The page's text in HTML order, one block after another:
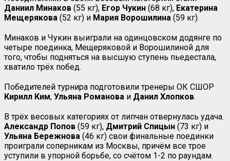
Даниил Минаков (55 кг), Егор Чукин (68 кг), Екатерина
Мещерякова (52 кг) и Мария Ворошилина (59 кг).
Минаков и Чукин выиграли на одинцовском додянге по
четыре поединка, Мещеряковой и Ворошилиной для
того, чтобы подняться на высшую ступень пьедестала,
хватило трёх побед.
Победителей турнира подготовили тренеры ОК СШОР
Кирилл Ким, Ульяна Романова и Данил Хлопков.
В трёх весовых категориях от липчан отвернулась удача.
Александр Попов (59 кг), Дмитрий Спицын (73 кг) и
Ульяна Бережнова (46 кг) свои финальные поединки
проиграли соперникам из Москвы, причём все трое
уступили в упорной борьбе, со счётом 1-2 по раундам.